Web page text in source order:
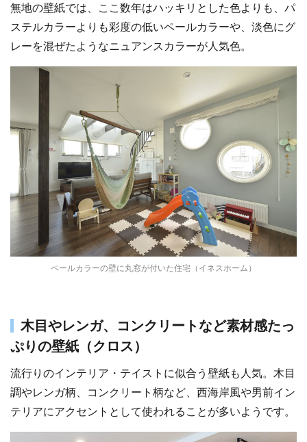
無地の壁紙では、ここ数年はハッキリとした色よりも、パ
ステルカラーよりも彩度の低いペールカラーや、淡色にグ
レーを混ぜたようなニュアンスカラーが人気色。
ペールカラーの壁に丸窓が付いた住宅（イネスホーム）
木目やレンガ、コンクリートなど素材感たっ
ぷりの壁紙（クロス）
流行りのインテリア・テイストに似合う壁紙も人気。木目
調やレンガ柄、コンクリート柄など、西海岸風や男前イン
テリアにアクセントとして使われることが多いようです。